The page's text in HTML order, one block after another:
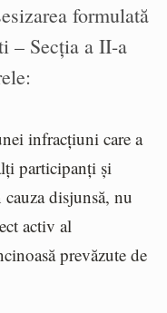
formulată
– Secţia a II-a
infracțiuni care a
participanți și
disjunsă, nu
activ al
prevăzute de